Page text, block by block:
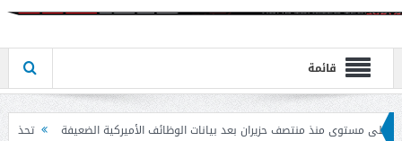
قائمة
بعد بيانات الوظائف الأميركية الضعيفة تحذير المواطنين من مشاركة رمز الـ OTP